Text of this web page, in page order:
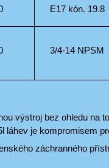
E17 kón. 19.8
3/4-14 NPSM
výstroj bez ohledu na
láhev je kompromisem
záchranného